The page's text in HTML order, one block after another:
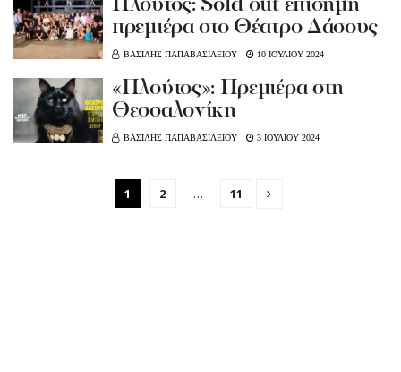
Πλούτος: Sold out επίσημη
πρεμιέρα στο Θέατρο Δάσους
ΒΑΣΙΛΗΣ ΠΑΠΑΒΑΣΙΛΕΙΟΥ 10 ΙΟΥΛΙΟΥ 2024
«Πλούτος»: Πρεμιέρα στη
Θεσσαλονίκη
ΒΑΣΙΛΗΣ ΠΑΠΑΒΑΣΙΛΕΙΟΥ 3 ΙΟΥΛΙΟΥ 2024
1 2 … 11